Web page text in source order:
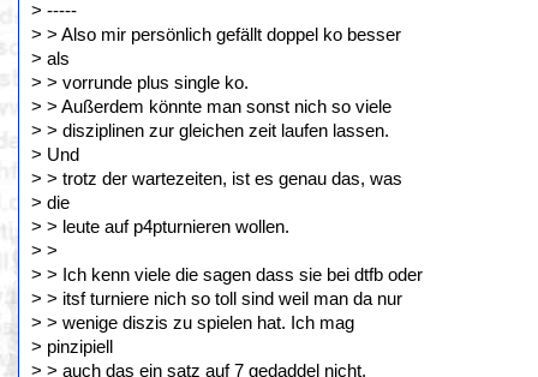
> -----
> > Also mir persönlich gefällt doppel ko besser
> als
> > vorrunde plus single ko.
> > Außerdem könnte man sonst nich so viele
> > disziplinen zur gleichen zeit laufen lassen.
> Und
> > trotz der wartezeiten, ist es genau das, was
> die
> > leute auf p4pturnieren wollen.
> >
> > Ich kenn viele die sagen dass sie bei dtfb oder
> > itsf turniere nich so toll sind weil man da nur
> > wenige diszis zu spielen hat. Ich mag
> pinzipiell
> > auch das ein satz auf 7 gedaddel nicht.